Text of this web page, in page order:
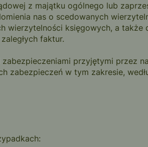
z majątku ogólnego lub
nas o scedowanych
wierzytelności księgowych, a także
faktur.
przyjętymi przez
w tym zakresie,